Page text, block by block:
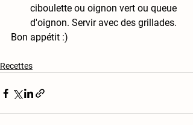
ciboulette ou oignon vert ou queue
d'oignon. Servir avec des grillades.
Bon appétit :)
Recettes